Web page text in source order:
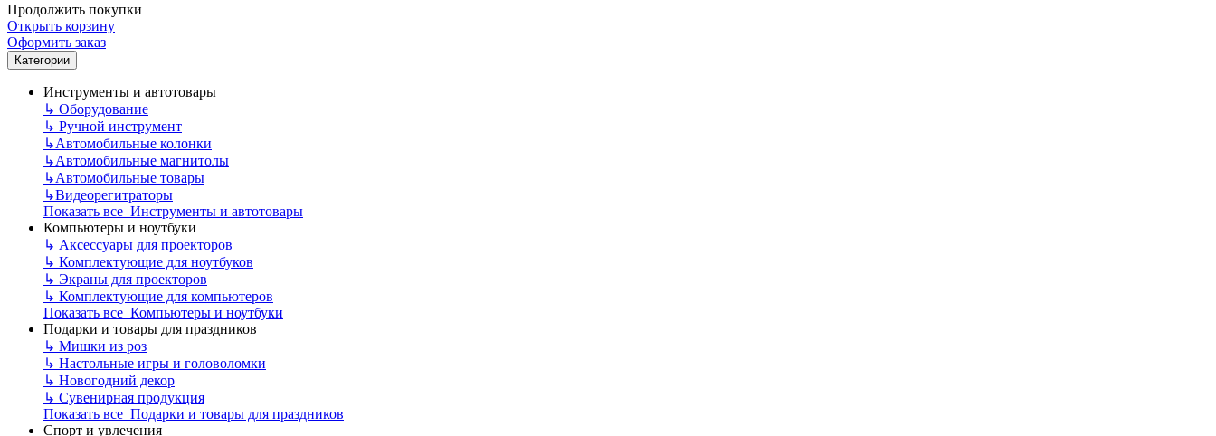
Продолжить покупки
Открыть корзину
Оформить заказ
Категории
Инструменты и автотовары
↳ Оборудование
↳ Ручной инструмент
↳Автомобильные колонки
↳Автомобильные магнитолы
↳Автомобильные товары
↳Видеорегитраторы
Показать все Инструменты и автотовары
Компьютеры и ноутбуки
↳ Аксессуары для проекторов
↳ Комплектующие для ноутбуков
↳ Экраны для проекторов
↳ Комплектующие для компьютеров
Показать все Компьютеры и ноутбуки
Подарки и товары для праздников
↳ Мишки из роз
↳ Настольные игры и головоломки
↳ Новогодний декор
↳ Сувенирная продукция
Показать все Подарки и товары для праздников
Спорт и увлечения